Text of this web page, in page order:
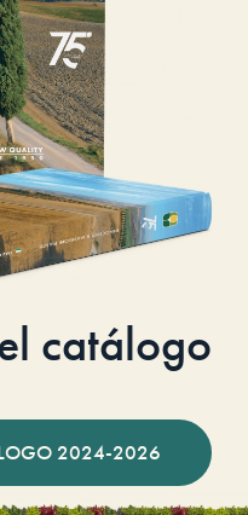
catálogo
2024-2026